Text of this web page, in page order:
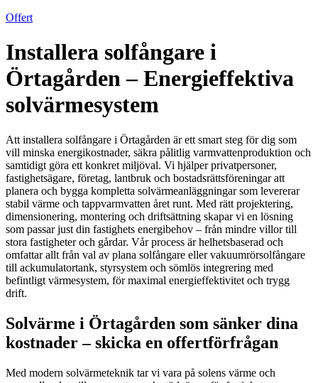
Offert
Installera solfångare i
Örtagården – Energieffektiva
solvärmesystem
Att installera solfångare i Örtagården är ett smart steg för dig som
vill minska energikostnader, säkra pålitlig varmvattenproduktion och
samtidigt göra ett konkret miljöval. Vi hjälper privatpersoner,
fastighetsägare, företag, lantbruk och bostadsrättsföreningar att
planera och bygga kompletta solvärmeanläggningar som levererar
stabil värme och tappvarmvatten året runt. Med rätt projektering,
dimensionering, montering och driftsättning skapar vi en lösning
som passar just din fastighets energibehov – från mindre villor till
stora fastigheter och gårdar. Vår process är helhetsbaserad och
omfattar allt från val av plana solfångare eller vakuumrörsolfångare
till ackumulatortank, styrsystem och sömlös integrering med
befintligt värmesystem, för maximal energieffektivitet och trygg
drift.
Solvärme i Örtagården som sänker dina
kostnader – skicka en offertförfrågan
Med modern solvärmeteknik tar vi vara på solens värme och